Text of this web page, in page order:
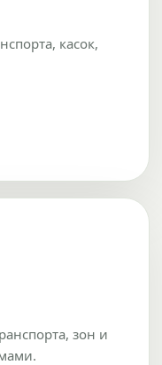
касок,
зон и